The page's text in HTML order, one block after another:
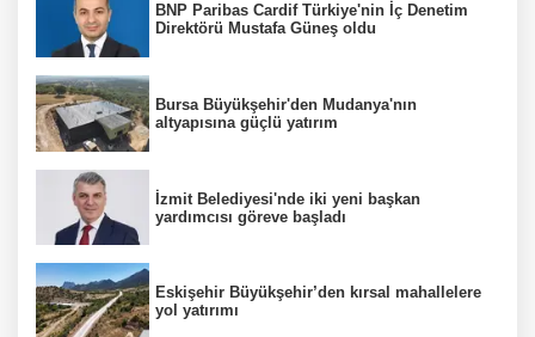
BNP Paribas Cardif Türkiye'nin İç Denetim
Direktörü Mustafa Güneş oldu
Bursa Büyükşehir'den Mudanya'nın
altyapısına güçlü yatırım
İzmit Belediyesi'nde iki yeni başkan
yardımcısı göreve başladı
Eskişehir Büyükşehir’den kırsal mahallelere
yol yatırımı